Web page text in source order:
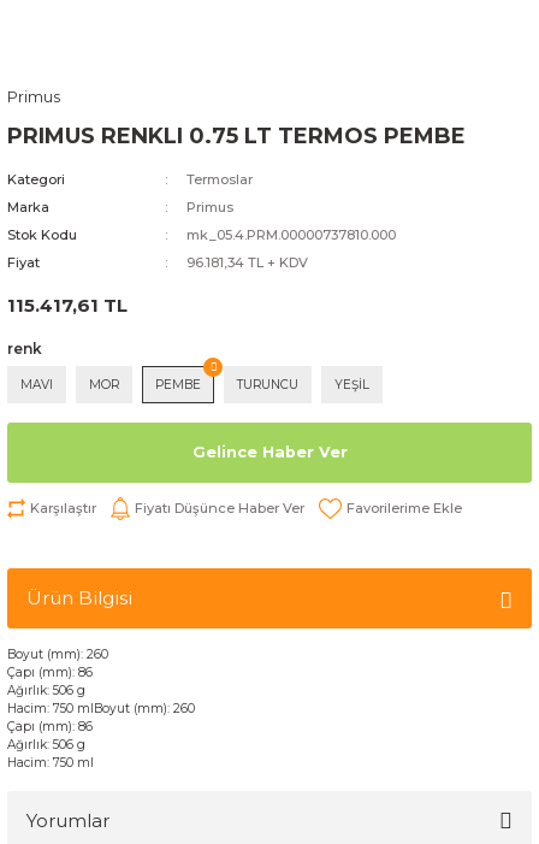
Primus
PRIMUS RENKLI 0.75 LT TERMOS PEMBE
Kategori
Termoslar
Marka
Primus
Stok Kodu
mk_05.4.PRM.00000737810.000
Fiyat
96.181,34 TL + KDV
115.417,61 TL
renk
MAVI MOR PEMBE TURUNCU YEŞİL
Gelince Haber Ver
Karşılaştır Fiyatı Düşünce Haber Ver
Ürün Bilgisi
Boyut (mm): 260
Çapı (mm): 86
Ağırlık: 506 g
Hacim: 750 mlBoyut (mm): 260
Çapı (mm): 86
Ağırlık: 506 g
Hacim: 750 ml
Yorumlar